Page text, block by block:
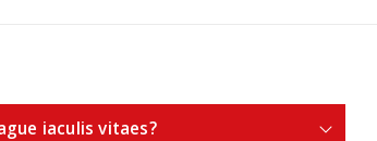
iaculis vitaes?